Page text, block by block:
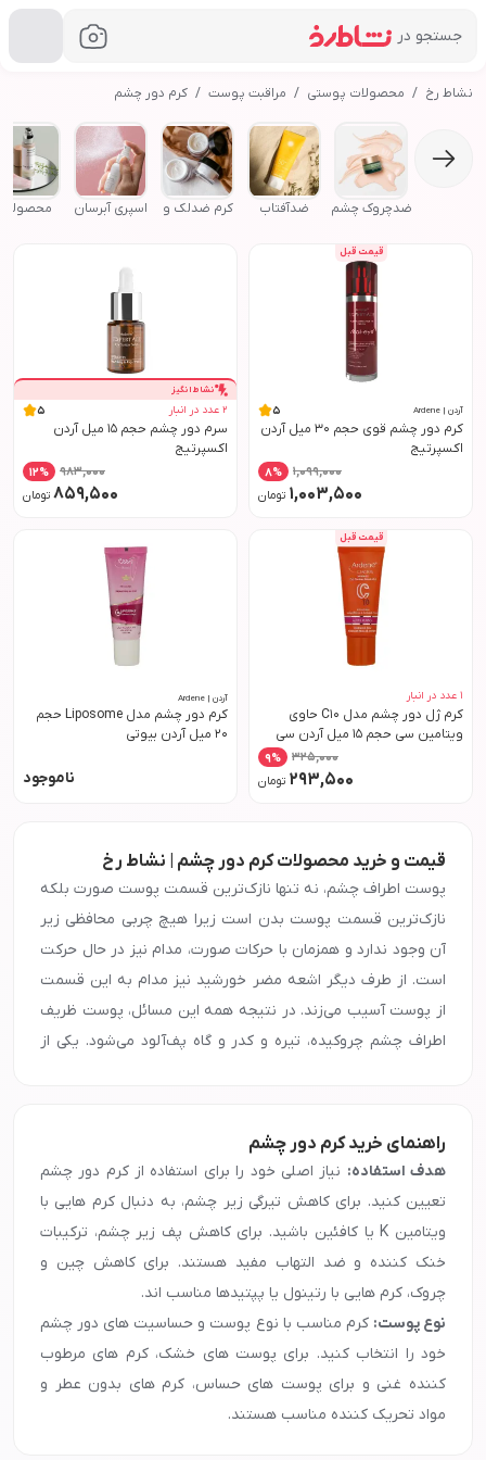
جستجو در
خرید کرم دور چشمنشاط رخ محصولات پوستی مراقبت پوست کرم دور چشم
ضد‌چروک چشم ضدآفتاب
کرم ضد‌لک و
اسپری آبرسان
قیمت قبل
آردن | Ardene 5
کرم دور چشم قوی حجم 30 میل آردن
اکسپرتیج
1,099,000
8%
1,003,500 تومان
نشاط‌انگیز
2 عدد در انبار 5
سرم دور چشم حجم 15 میل آردن
اکسپرتیج
983,000
12%
859,500 تومان
قیمت قبل
1 عدد در انبار
کرم ژل دور چشم مدل C10 حاوی
ویتامین سی حجم 15 میل آردن سی
325,000
9%
293,500 تومان
آردن | Ardene
کرم دور چشم مدل Liposome حجم
20 میل آردن بیوتی
ناموجود
قیمت و خرید محصولات کرم دور چشم | نشاط رخ
پوست اطراف چشم، نه تنها نازک‌ترین قسمت پوست صورت بلکه
نازک‌ترین قسمت پوست بدن است زیرا هیچ چربی محافظی زیر
آن وجود ندارد و همزمان با حرکات صورت، مدام نیز در حال حرکت
است. از طرف دیگر اشعه مضر خورشید نیز مدام به این قسمت
از پوست آسیب می‌زند. در نتیجه همه این مسائل، پوست ظریف
اطراف چشم چروکیده، تیره و کدر و گاه پف‌آلود می‌شود. یکی از
چروک، تیرگی و پف را دارد. کرم دور چشم قدرت مرطوب کنندگی
دارد و خشکی پوست اطراف چشم را از بین می‌برد. در این کرم از
ترکیباتی استفاده می‌شود که ضد‌پف، چروک و تیرگی هستند. اگر
به طور منظم از کرم دور چشم استفاده کنید، آثار پیری در چهره
شما کمتر به چشم می‌آید. پوست شکننده اطراف چشم بیش از
هر قسمت دیگری از بدن مستعد بروز خشکی است. بهتر است در
تمام طول روز رطوبت را به پوست اطراف چشم برسانید تا از
خشکی در امان بماند. به این منظور استفاده از کرم دور چشم،
روزانه ۲ بار صبح و شب توصیه می‌شود. کرم دور چشم را به
اندازه یک نخود روی انگشت حلقه خود بریزید. از درونی‌ترین
راهنمای خرید کرم دور چشم
هدف استفاده: نیاز اصلی خود را برای استفاده از کرم دور چشم
تعیین کنید. برای کاهش تیرگی زیر چشم، به دنبال کرم هایی با
ویتامین K یا کافئین باشید. برای کاهش پف زیر چشم، ترکیبات
خنک کننده و ضد التهاب مفید هستند. برای کاهش چین و
چروک، کرم هایی با رتینول یا پپتیدها مناسب اند.
نوع پوست: کرم مناسب با نوع پوست و حساسیت های دور چشم
خود را انتخاب کنید. برای پوست های خشک، کرم های مرطوب
کننده غنی و برای پوست های حساس، کرم های بدون عطر و
مواد تحریک کننده مناسب هستند.